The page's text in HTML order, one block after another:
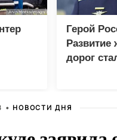
Герой
дорог
• НОВОСТИ ДНЯ